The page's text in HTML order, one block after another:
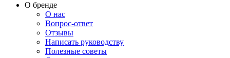
О бренде
О нас
Вопрос-ответ
Отзывы
Написать руководству
Полезные советы